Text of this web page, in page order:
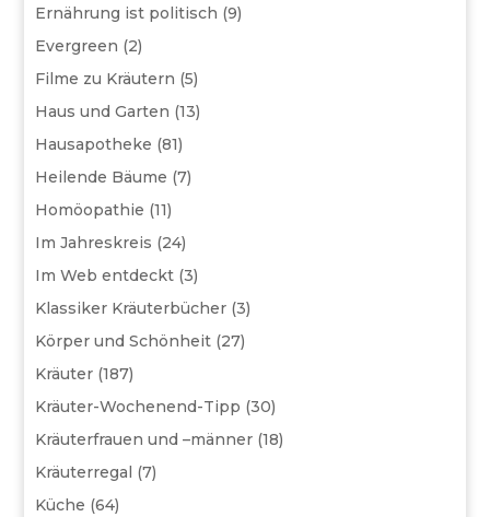
Ernährung ist politisch (9)
Evergreen (2)
Filme zu Kräutern (5)
Haus und Garten (13)
Hausapotheke (81)
Heilende Bäume (7)
Homöopathie (11)
Im Jahreskreis (24)
Im Web entdeckt (3)
Klassiker Kräuterbücher (3)
Körper und Schönheit (27)
Kräuter (187)
Kräuter-Wochenend-Tipp (30)
Kräuterfrauen und –männer (18)
Kräuterregal (7)
Küche (64)